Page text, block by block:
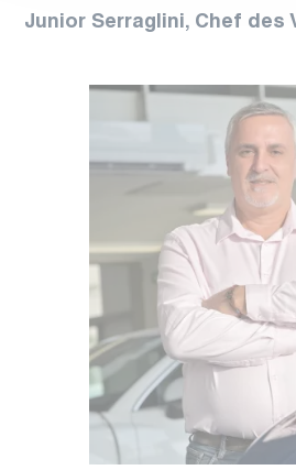
Junior Serraglini, Chef des